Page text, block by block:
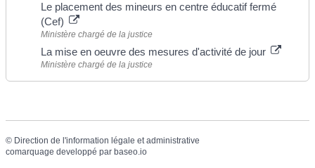
Le placement des mineurs en centre éducatif fermé
(Cef)
Ministère chargé de la justice
La mise en oeuvre des mesures d'activité de jour
Ministère chargé de la justice
© Direction de l'information légale et administrative
comarquage developpé par baseo.io